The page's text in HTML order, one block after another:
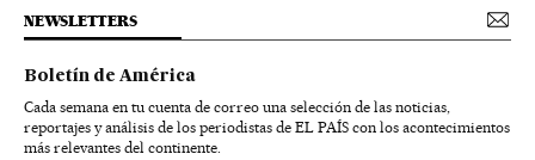
NEWSLETTERS
Boletín de América
Cada semana en tu cuenta de correo una selección de las noticias,
reportajes y análisis de los periodistas de EL PAÍS con los acontecimientos
más relevantes del continente.